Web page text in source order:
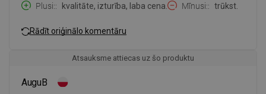
Plusi:
kvalitāte, izturība, laba cena. Mīnusi: trūkst.
Rādīt oriģinālo komentāru
Atsauksme attiecas uz šo produktu
AuguB